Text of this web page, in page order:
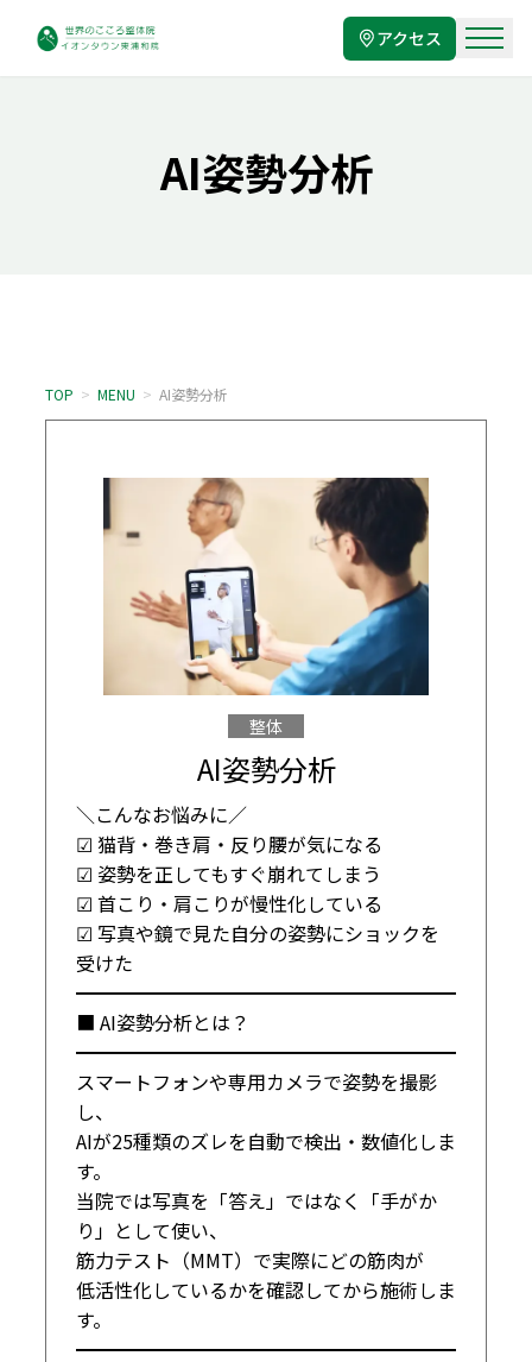
アクセス
AI姿勢分析
TOP > MENU > AI姿勢分析
整体
AI姿勢分析
＼こんなお悩みに／
☑ 猫背・巻き肩・反り腰が気になる
☑ 姿勢を正してもすぐ崩れてしまう
☑ 首こり・肩こりが慢性化している
☑ 写真や鏡で見た自分の姿勢にショックを
受けた
━━━━━━━━━━━━━━━━━━━━
■ AI姿勢分析とは？
━━━━━━━━━━━━━━━━━━━━
スマートフォンや専用カメラで姿勢を撮影
し、
AIが25種類のズレを自動で検出・数値化しま
す。
当院では写真を「答え」ではなく「手がか
り」として使い、
筋力テスト（MMT）で実際にどの筋肉が
低活性化しているかを確認してから施術しま
す。
━━━━━━━━━━━━━━━━━━━━